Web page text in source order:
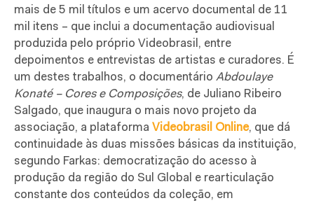
mais de 5 mil títulos e um acervo documental de 11
mil itens – que inclui a documentação audiovisual
produzida pelo próprio Videobrasil, entre
depoimentos e entrevistas de artistas e curadores. É
um destes trabalhos, o documentário Abdoulaye
Konaté – Cores e Composições, de Juliano Ribeiro
Salgado, que inaugura o mais novo projeto da
associação, a plataforma Videobrasil Online, que dá
continuidade às duas missões básicas da instituição,
segundo Farkas: democratização do acesso à
produção da região do Sul Global e rearticulação
constante dos conteúdos da coleção, em